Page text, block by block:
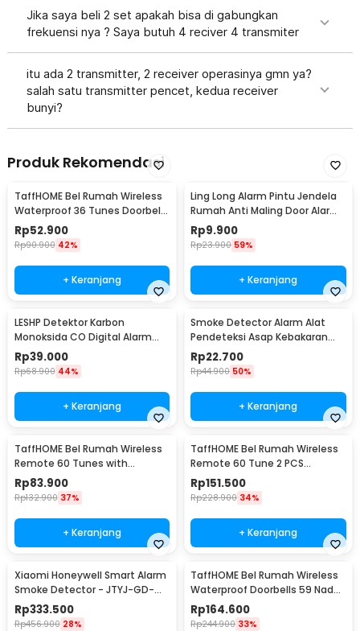
Jika saya beli 2 set apakah bisa di gabungkan
frekuensi nya ? Saya butuh 4 reciver 4 transmiter
itu ada 2 transmitter, 2 receiver operasinya gmn ya?
salah satu transmitter pencet, kedua receiver
bunyi?
Produk Rekomendasi
TaffHOME Bel Rumah Wireless
Waterproof 36 Tunes Doorbell
- FK-D009
Rp52.900
Rp90.900 42%
+ Keranjang
Ling Long Alarm Pintu Jendela
Rumah Anti Maling Door Alarm
Sensor 90dB - YL-323
Rp9.900
Rp23.900 59%
+ Keranjang
LESHP Detektor Karbon
Monoksida CO Digital Alarm
85dB Sensor Gas Rumah -
EN502
Rp39.000
Rp68.900 44%
+ Keranjang
Smoke Detector Alarm Alat
Pendeteksi Asap Kebakaran
85dB - SS-168
Rp22.700
Rp44.900 50%
+ Keranjang
TaffHOME Bel Rumah Wireless
Remote 60 Tunes with
Receiver Doorbell - A10
Rp83.900
Rp132.900 37%
+ Keranjang
TaffHOME Bel Rumah Wireless
Remote 60 Tune 2 PCS
Receiver Doorbell - A10-2
Rp151.500
Rp228.900 34%
+ Keranjang
Xiaomi Honeywell Smart Alarm
Smoke Detector - JTYJ-GD-
03MI/BB
Rp333.500
Rp456.900 28%
TaffHOME Bel Rumah Wireless
Waterproof Doorbells 59 Nada
2 PCS Receiver - A101/A101-2
Rp164.600
Rp244.900 33%